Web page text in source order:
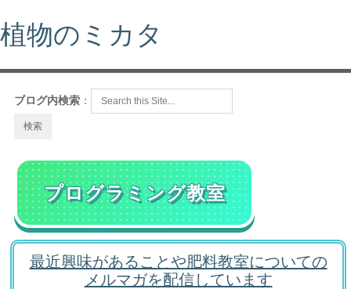
植物のミカタ
ブログ内検索 ：
プログラミング教室
最近興味があることや肥料教室についての
メルマガを配信しています